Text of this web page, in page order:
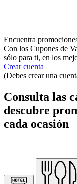
Encuentra
Con los Cupones de
sólo para ti, en los
Crear cuenta
(Debes crear una
Consulta las
descubre
cada ocasión